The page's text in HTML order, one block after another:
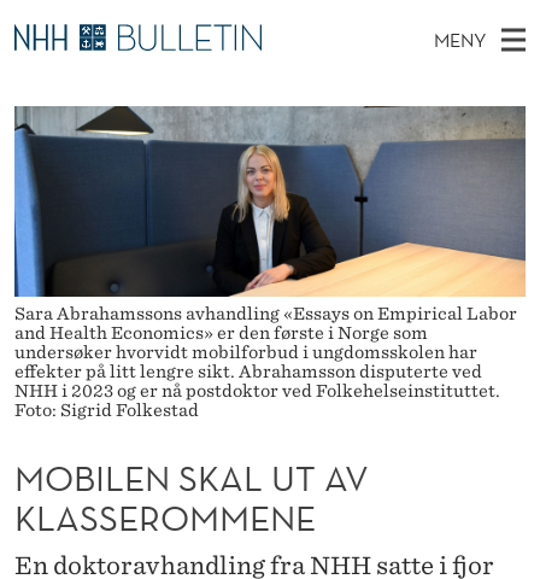
M
O
B
E
N
S
K
A
L
U
T
MENY
O
V
E
D
M
E
N
Y
Ø
K
N
S
T
E
D
E
T
Stipendiater og nye forskerprofiler
Disputaser
Ekspertutvalg
Om Bulletin
Sara Abrahamssons avhandling «Essays on Empirical Labor
and Health Economics» er den første i Norge som
undersøker hvorvidt mobilforbud i ungdomsskolen har
effekter på litt lengre sikt. Abrahamsson disputerte ved
NHH i 2023 og er nå postdoktor ved Folkehelseinstituttet.
Foto: Sigrid Folkestad
MOBILEN SKAL UT AV
KLASSEROMMENE
En doktoravhandling fra NHH satte i fjor